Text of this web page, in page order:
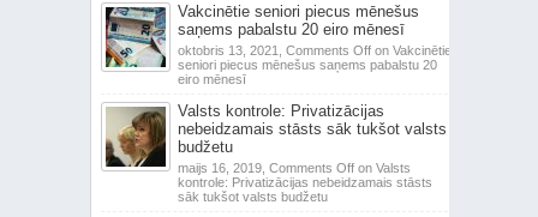
Vakcinētie seniori piecus mēnešus
saņems pabalstu 20 eiro mēnesī
oktobris 13, 2021, Comments Offon Vakcinētie
seniori piecus mēnešus saņems pabalstu 20
eiro mēnesī
Valsts kontrole: Privatizācijas
nebeidzamais stāsts sāk tukšot valsts
budžetu
maijs 16, 2019, Comments Offon Valsts
kontrole: Privatizācijas nebeidzamais stāsts
sāk tukšot valsts budžetu